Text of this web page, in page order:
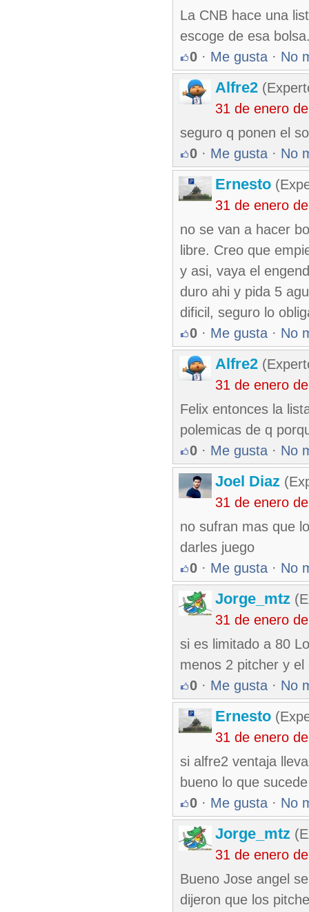
La CNB hace una
escoge de esa
0 · Me gusta · No
Alfre2
31 de enero
seguro q ponen el
0 · Me gusta · No
Ernesto
31 de enero
no se van a hacer
libre. Creo que
y asi, vaya el
duro ahi y pida 5
dificil, seguro lo
0 · Me gusta · No
Alfre2
31 de enero
Felix entonces la
polemicas de q
0 · Me gusta · No
Joel Diaz
31 de enero
no sufran mas que
darles juego
0 · Me gusta · No
Jorge_mtz
31 de enero
si es limitado a 80
menos 2 pitcher y
0 · Me gusta · No
Ernesto
31 de enero
si alfre2 ventaja
bueno lo que
0 · Me gusta · No
Jorge_mtz
31 de enero
Bueno Jose angel
dijeron que los